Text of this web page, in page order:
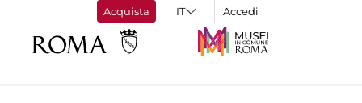
Acquista Accedi